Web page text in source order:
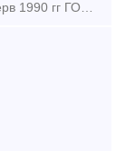
Предложение (продажа) -Рельсы Р65 резерв 1990 гг ГОСТ 51685-2000 по 55000 руб - Рельсы Р65 демонтаж без износа 12, 5 м по 43500 руб - Рельсы Р65 2 группа 12,